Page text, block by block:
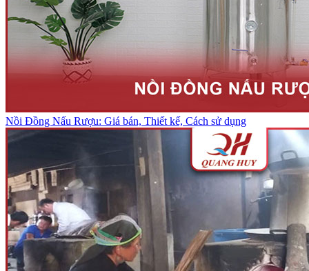
Nồi Đồng Nấu Rượu: Giá bán, Thiết kế, Cách sử dụng